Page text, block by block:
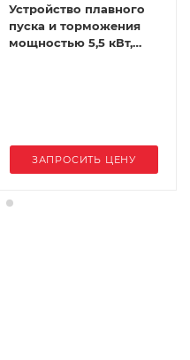
Устройство плавного
пуска и торможения
мощностью 5,5 кВт,
ЗАПРОСИТЬ ЦЕНУ